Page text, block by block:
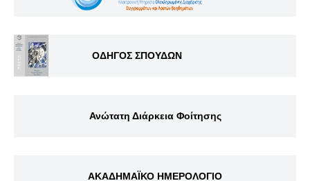
ΟΔΗΓΟΣ ΣΠΟΥΔΩΝ
Ανώτατη Διάρκεια Φοίτησης
ΑΚΑΔΗΜΑΪΚΟ ΗΜΕΡΟΛΟΓΙΟ